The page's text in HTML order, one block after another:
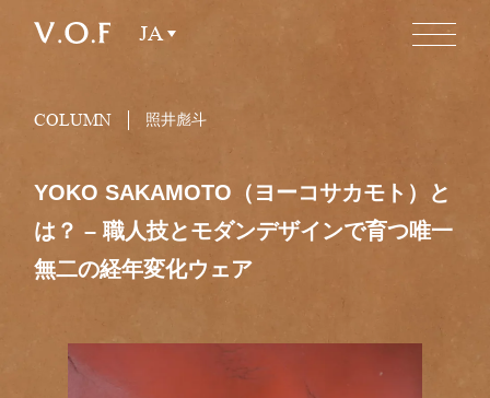
JA
COLUMN 照井彪斗
YOKO SAKAMOTO（ヨーコサカモト）と
は？ – 職人技とモダンデザインで育つ唯一
無二の経年変化ウェア